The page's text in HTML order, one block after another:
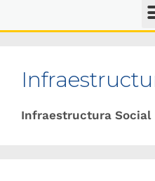
Infraestructura Social